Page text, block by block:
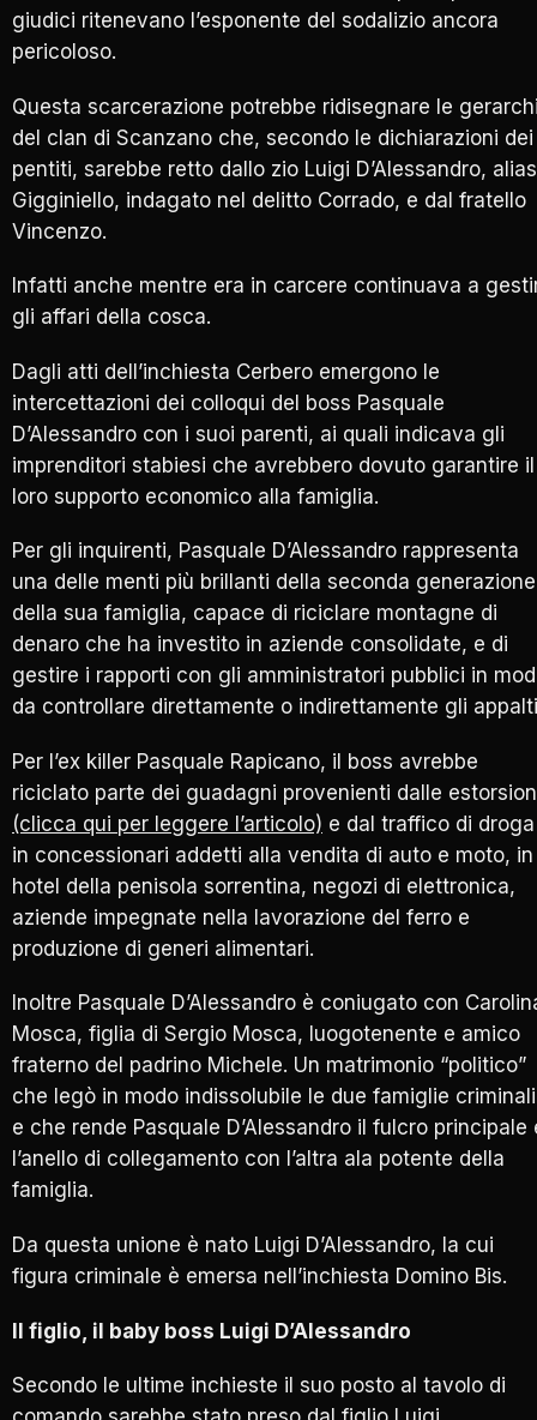
giudici ritenevano l’esponente del sodalizio ancora
pericoloso.
Questa scarcerazione potrebbe ridisegnare le
del clan di Scanzano che, secondo le dichiarazioni dei
pentiti, sarebbe retto dallo zio Luigi D’Alessandro, alias
Gigginiello, indagato nel delitto Corrado, e dal fratello
Vincenzo.
Infatti anche mentre era in carcere continuava a
gli affari della cosca.
Dagli atti dell’inchiesta Cerbero emergono le
intercettazioni dei colloqui del boss Pasquale
D’Alessandro con i suoi parenti, ai quali indicava gli
imprenditori stabiesi che avrebbero dovuto garantire il
loro supporto economico alla famiglia.
Per gli inquirenti, Pasquale D’Alessandro rappresenta
una delle menti più brillanti della seconda generazione
della sua famiglia, capace di riciclare montagne di
denaro che ha investito in aziende consolidate, e di
gestire i rapporti con gli amministratori pubblici in
da controllare direttamente o indirettamente gli
Per l’ex killer Pasquale Rapicano, il boss avrebbe
riciclato parte dei guadagni provenienti dalle
(clicca qui per leggere l’articolo) e dal traffico di droga
in concessionari addetti alla vendita di auto e moto, in
hotel della penisola sorrentina, negozi di elettronica,
aziende impegnate nella lavorazione del ferro e
produzione di generi alimentari.
Inoltre Pasquale D’Alessandro è coniugato con
Mosca, figlia di Sergio Mosca, luogotenente e amico
fraterno del padrino Michele. Un matrimonio “politico”
che legò in modo indissolubile le due famiglie criminali
e che rende Pasquale D’Alessandro il fulcro principale
l’anello di collegamento con l’altra ala potente della
famiglia.
Da questa unione è nato Luigi D’Alessandro, la cui
figura criminale è emersa nell’inchiesta Domino Bis.
Il figlio, il baby boss Luigi D’Alessandro
Secondo le ultime inchieste il suo posto al tavolo di